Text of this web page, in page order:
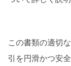
この書類の適切
引を円滑かつ安